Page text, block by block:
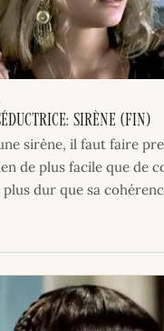
Sirène (fin)
sirène, il faut faire
de plus facile que de
dur que sa